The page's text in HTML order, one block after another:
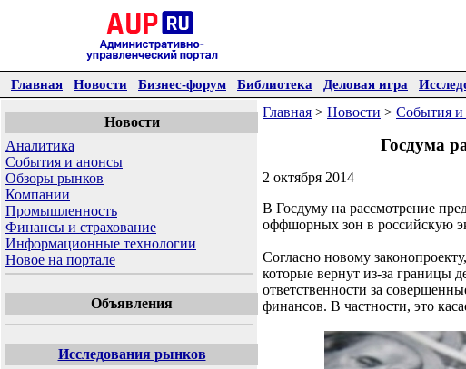
Главная Новости Бизнес-форум Библиотека Деловая игра
Новости
Аналитика
События и анонсы
Обзоры рынков
Компании
Промышленность
Финансы и страхование
Информационные технологии
Новое на портале
Объявления
Исследования рынков
Главная > Новости > События и
Госдума
2 октября 2014
В Госдуму на рассмотрение
оффшорных зон в российскую
Согласно новому
которые вернут из-за границы
ответственности за
финансов. В частности, это